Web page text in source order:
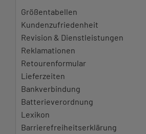
Größentabellen
Kundenzufriedenheit
Revision & Dienstleistungen
Reklamationen
Retourenformular
Lieferzeiten
Bankverbindung
Batterieverordnung
Lexikon
Barrierefreiheitserklärung